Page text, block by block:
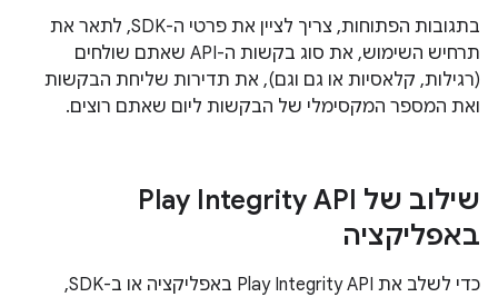
בתגובות הפתוחות, צריך לציין את פרטי ה-SDK, לתאר את
תרחיש השימוש, את סוג בקשות ה-API שאתם שולחים
(רגילות, קלאסיות או גם וגם), את תדירות שליחת הבקשות
ואת המספר המקסימלי של הבקשות ליום שאתם רוצים.
שילוב של Play Integrity API
באפליקציה
כדי לשלב את Play Integrity API באפליקציה או ב-SDK,